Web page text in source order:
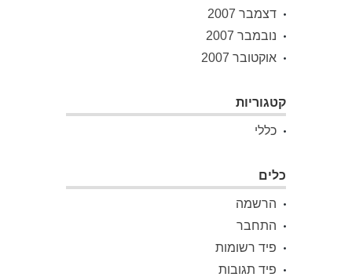
דצמבר 2007
נובמבר 2007
אוקטובר 2007
קטגוריות
כללי
כלים
הרשמה
התחבר
פיד רשומות
פיד תגובות